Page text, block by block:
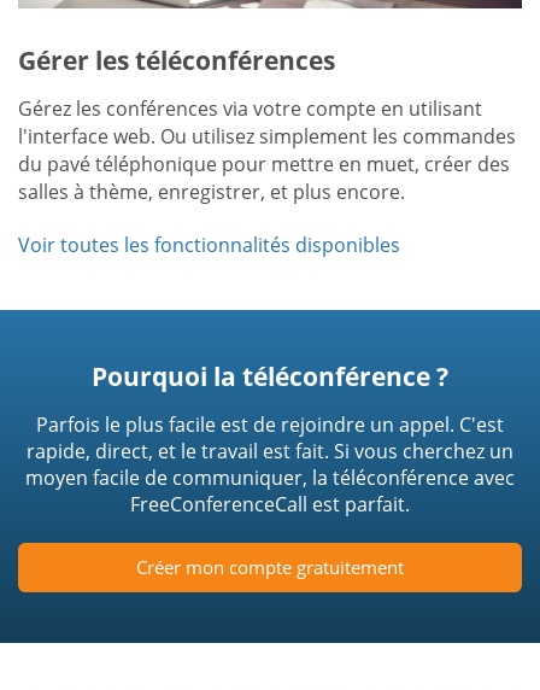
Gérer les téléconférences
Gérez les conférences via votre compte en utilisant
l'interface web. Ou utilisez simplement les commandes
du pavé téléphonique pour mettre en muet, créer des
salles à thème, enregistrer, et plus encore.
Voir toutes les fonctionnalités disponibles
Pourquoi la téléconférence ?
Parfois le plus facile est de rejoindre un appel. C'est
rapide, direct, et le travail est fait. Si vous cherchez un
moyen facile de communiquer, la téléconférence avec
FreeConferenceCall est parfait.
Créer mon compte gratuitement